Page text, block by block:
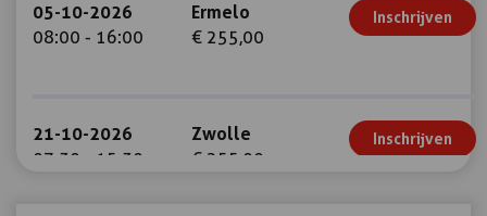
05-10-2026
08:00 - 16:00
Ermelo
€ 255,00
Inschrijven
21-10-2026
07:30 - 15:30
Zwolle
€ 255,00
Inschrijven